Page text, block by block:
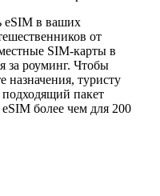
eSIM в ваших
от
SIM-карты в
за роуминг. Чтобы
назначения, туристу
подходящий пакет
более чем для 200